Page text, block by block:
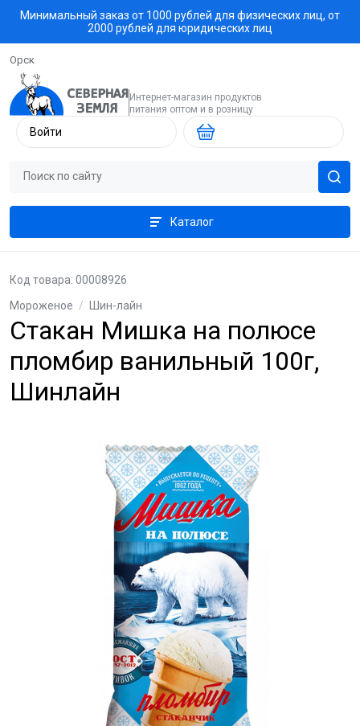
Минимальный заказ от 1000 рублей для физических лиц, от
2000 рублей для юридических лиц
Орск
Интернет-магазин продуктов
питания оптом и в розницу
Войти
Каталог
Мороженое / Шин-лайн
Cтакан Мишка на полюсе
пломбир ванильный 100г,
Шинлайн
Код товара: 00008926